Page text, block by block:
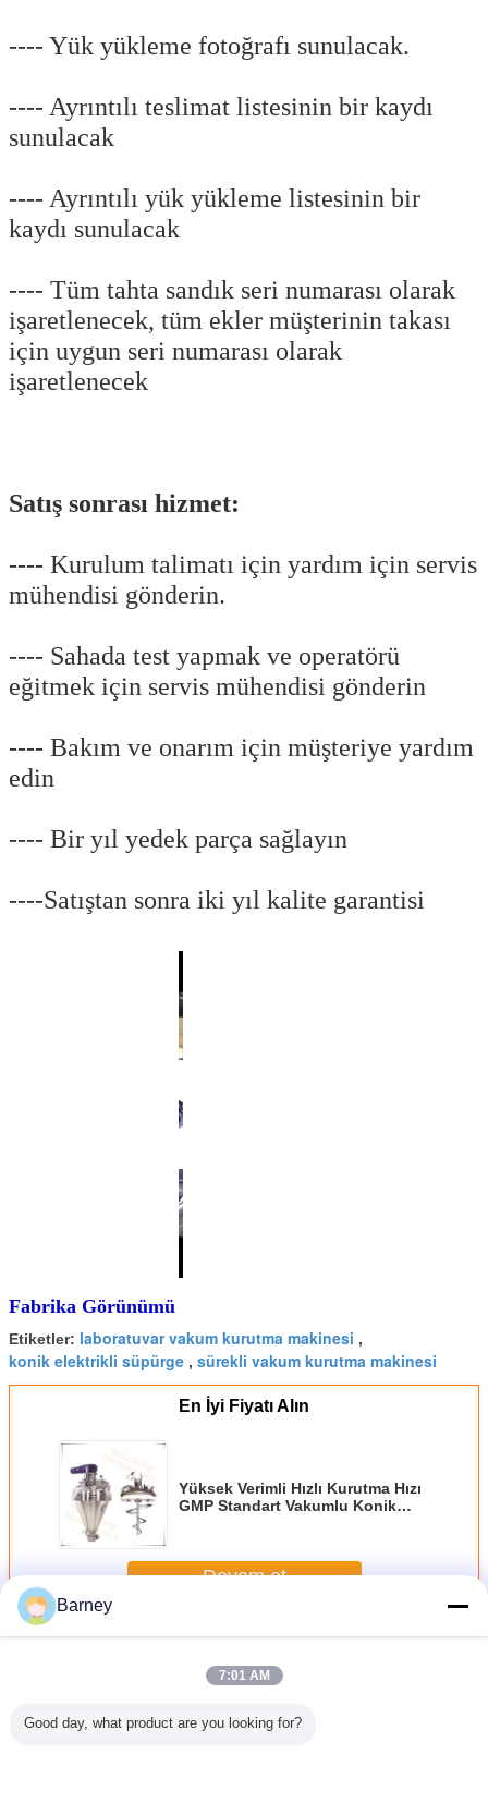
---- Yük yükleme fotoğrafı sunulacak.
---- Ayrıntılı teslimat listesinin bir kaydı
sunulacak
---- Ayrıntılı yük yükleme listesinin bir
kaydı sunulacak
---- Tüm tahta sandık seri numarası olarak
işaretlenecek, tüm ekler müşterinin takası
için uygun seri numarası olarak
işaretlenecek
Satış sonrası hizmet:
---- Kurulum talimatı için yardım için servis
mühendisi gönderin.
---- Sahada test yapmak ve operatörü
eğitmek için servis mühendisi gönderin
---- Bakım ve onarım için müşteriye yardım
edin
---- Bir yıl yedek parça sağlayın
----Satıştan sonra iki yıl kalite garantisi
Fabrika Görünümü
Etiketler: laboratuvar vakum kurutma makinesi ,
konik elektrikli süpürge , sürekli vakum kurutma makinesi
En İyi Fiyatı Alın
Yüksek Verimli Hızlı Kurutma Hızı
GMP Standart Vakumlu Konik
Devam et
DahaVakumlu Çalkalamalı Kurutucu
Barney
7:01 AM
Good day, what product are you looking for?